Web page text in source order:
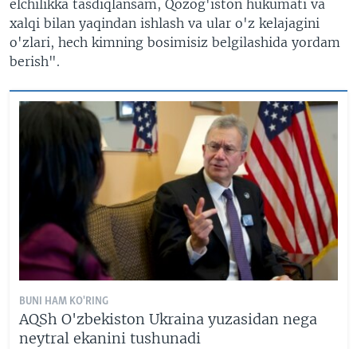
elchilikka tasdiqlansam, Qozog'iston hukumati va
xalqi bilan yaqindan ishlash va ular o'z kelajagini
o'zlari, hech kimning bosimisiz belgilashida yordam
berish".
BUNI HAM KO'RING
AQSh O'zbekiston Ukraina yuzasidan nega
neytral ekanini tushunadi